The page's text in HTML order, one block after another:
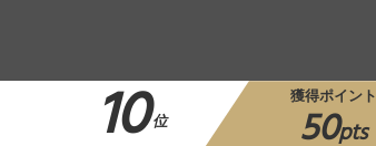
10位
獲得ポイント
50pts